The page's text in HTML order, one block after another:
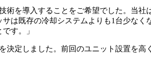
術を導入することをご希望でした。当
は既存の冷却システムよりも1台少な
す。」
定しました。前回のユニット設置を高